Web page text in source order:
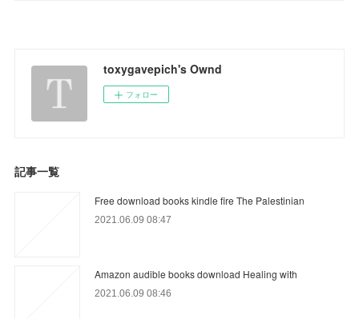
toxygavepich's Ownd
フォロー
記事一覧
Free download books kindle fire The Palestinian
2021.06.09 08:47
Amazon audible books download Healing with
2021.06.09 08:46